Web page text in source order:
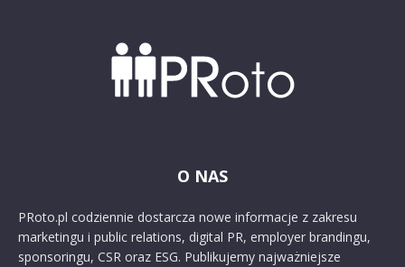
O NAS
PRoto.pl codziennie dostarcza nowe informacje z zakresu
marketingu i public relations, digital PR, employer brandingu,
sponsoringu, CSR oraz ESG. Publikujemy najważniejsze